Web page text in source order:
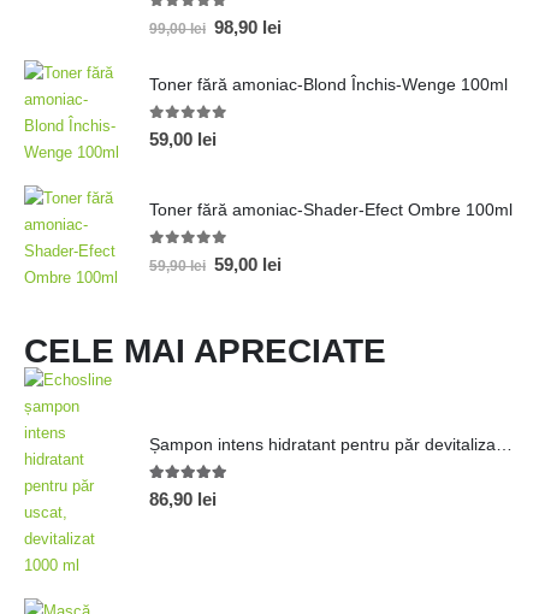
out of 5
99,00lei 98,90 lei
Toner fără amoniac-Blond Închis-Wenge 100ml
0out of 5
59,00 lei
Toner fără amoniac-Shader-Efect Ombre 100ml
out of 5
59,90lei 59,00 lei
CELE MAI APRECIATE
5.00out of 5
86,90 lei